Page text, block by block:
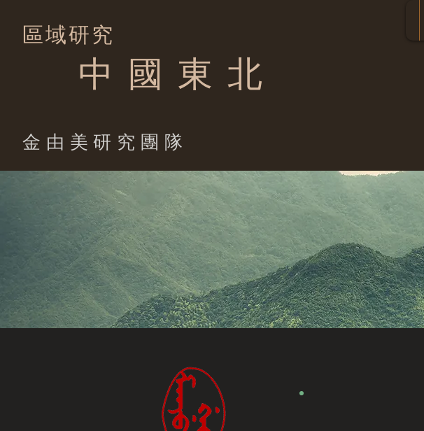
區域研究
中 國 東 北
​金由美研究團隊